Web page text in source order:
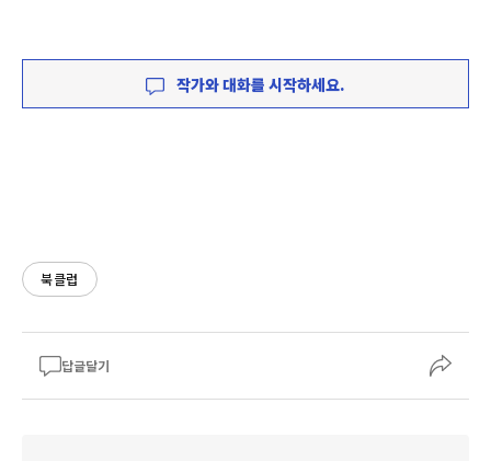
작가와 대화를 시작하세요.
북클럽
답글달기